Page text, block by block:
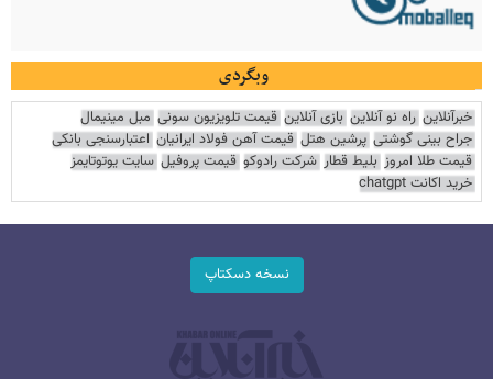
وبگردی
خبرآنلاین راه نو آنلاین بازی آنلاین قیمت تلویزیون سونی مبل مینیمال
جراح بینی گوشتی پرشین هتل قیمت آهن فولاد ایرانیان اعتبارسنجی بانکی
قیمت طلا امروز بلیط قطار شرکت رادوکو قیمت پروفیل سایت یوتوتایمز
خرید اکانت chatgpt
نسخه دسکتاپ